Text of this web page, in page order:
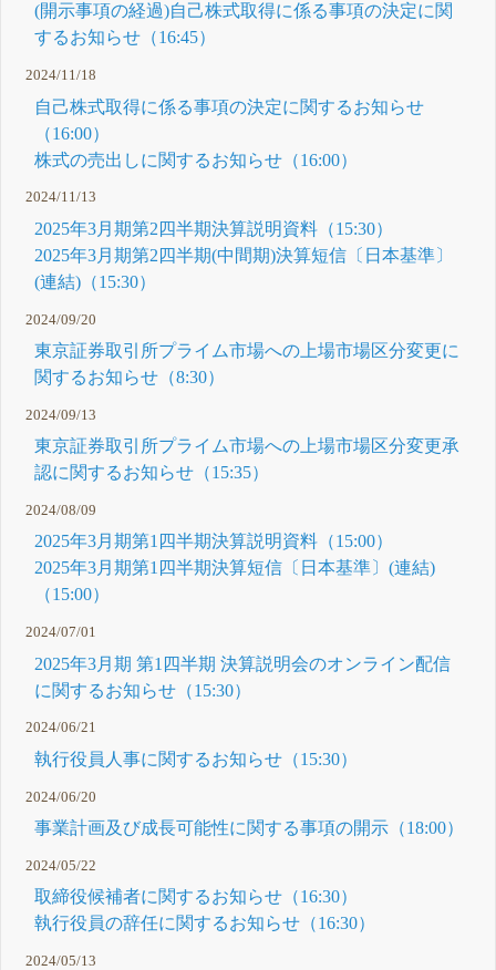
(開示事項の経過)自己株式取得に係る事項の決定に関
するお知らせ（16:45）
2024/11/18
自己株式取得に係る事項の決定に関するお知らせ
（16:00）
株式の売出しに関するお知らせ（16:00）
2024/11/13
2025年3月期第2四半期決算説明資料（15:30）
2025年3月期第2四半期(中間期)決算短信〔日本基準〕
(連結)（15:30）
2024/09/20
東京証券取引所プライム市場への上場市場区分変更に
関するお知らせ（8:30）
2024/09/13
東京証券取引所プライム市場への上場市場区分変更承
認に関するお知らせ（15:35）
2024/08/09
2025年3月期第1四半期決算説明資料（15:00）
2025年3月期第1四半期決算短信〔日本基準〕(連結)
（15:00）
2024/07/01
2025年3月期 第1四半期 決算説明会のオンライン配信
に関するお知らせ（15:30）
2024/06/21
執行役員人事に関するお知らせ（15:30）
2024/06/20
事業計画及び成長可能性に関する事項の開示（18:00）
2024/05/22
取締役候補者に関するお知らせ（16:30）
執行役員の辞任に関するお知らせ（16:30）
2024/05/13